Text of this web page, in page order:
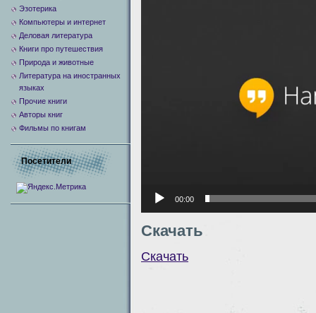
00:00
Скачать
Скачать
Эзотерика
Компьютеры и интернет
Деловая литература
Книги про путешествия
Природа и животные
Литература на иностранных
языках
Прочие книги
Авторы книг
Фильмы по книгам
Посетители